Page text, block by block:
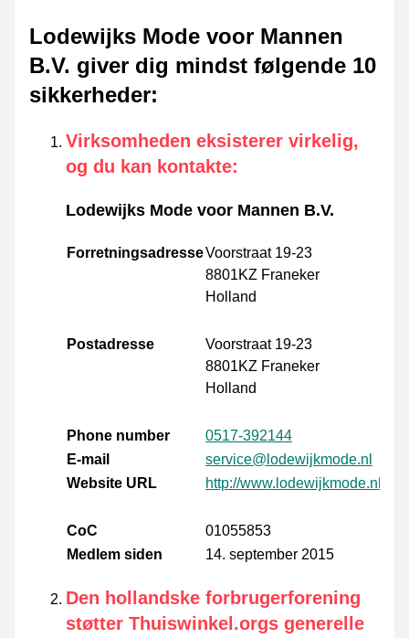
Lodewijks Mode voor Mannen
B.V. giver dig mindst følgende 10
sikkerheder:
Virksomheden eksisterer virkelig,
og du kan kontakte:
Lodewijks Mode voor Mannen B.V.
ForretningsadresseVoorstraat 19-23
8801KZ Franeker
Holland
Postadresse
Voorstraat 19-23
8801KZ Franeker
Holland
Phone number
0517-392144
E-mail
service@lodewijkmode.nl
Website URL
http://www.lodewijkmode.nl
CoC
01055853
Medlem siden
14. september 2015
Den hollandske forbrugerforening
støtter Thuiswinkel.orgs generelle